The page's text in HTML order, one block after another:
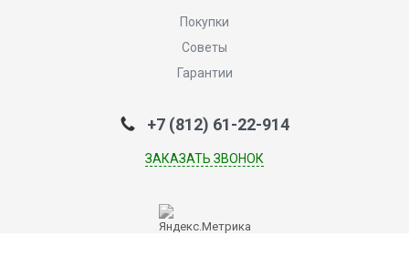
Покупки
Советы
Гарантии
+7 (812) 61-22-914
ЗАКАЗАТЬ ЗВОНОК